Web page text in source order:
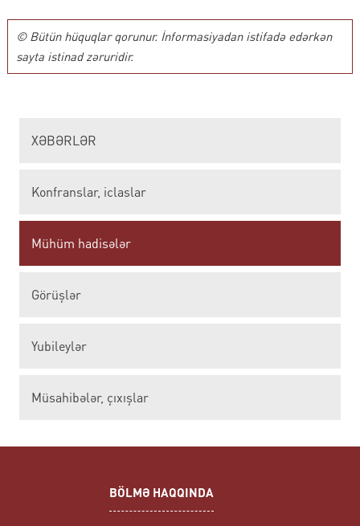
© Bütün hüquqlar qorunur. İnformasiyadan istifadə edərkən
sayta istinad zəruridir.
XƏBƏRLƏR
Konfranslar, iclaslar
Mühüm hadisələr
Görüşlər
Yubileylər
Müsahibələr, çıxışlar
BÖLMƏ HAQQINDA